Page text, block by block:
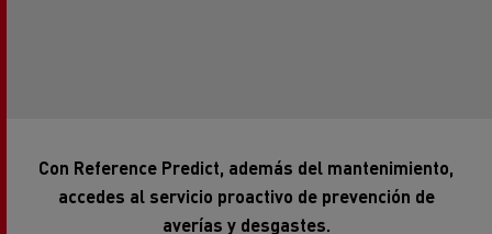
Con Reference Predict, además del mantenimiento,
accedes al servicio proactivo de prevención de
averías y desgastes.